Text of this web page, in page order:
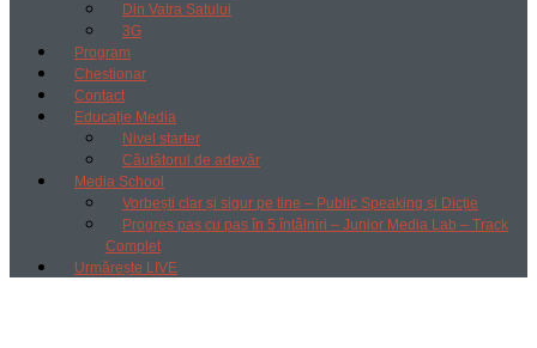
Din Vatra Satului
3G
Program
Chestionar
Contact
Educație Media
Nivel starter
Căutătorul de adevăr
Media School
Vorbești clar și sigur pe tine – Public Speaking și Dicție
Progres pas cu pas în 5 întâlniri – Junior Media Lab – Track
Complet
Urmărește LIVE